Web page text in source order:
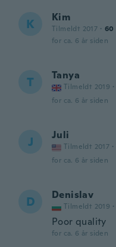
K Kim
Tilmeldt 2017 · 60
for ca. 6 år siden
T Tanya
Tilmeldt 2019 ·
for ca. 6 år siden
J Juli
Tilmeldt 2017 ·
for ca. 6 år siden
D Denislav
Tilmeldt 2019 ·
Poor quality
for ca. 6 år siden